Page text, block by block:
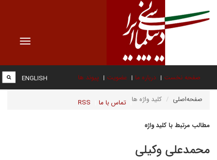
Toggle
صفحه نخست درباره ما عضویت پیوند ها
تماس با ما RSS
ENGLISH
صفحه‌اصلی کلید واژه ها
مطالب مرتبط با کلید واژه
محمدعلی وکیلی